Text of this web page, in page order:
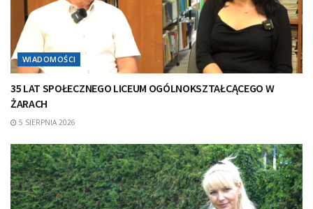
WIADOMOŚCI
35 LAT SPOŁECZNEGO LICEUM OGÓLNOKSZTAŁCĄCEGO W
ŻARACH
5 SIERPNIA 2026